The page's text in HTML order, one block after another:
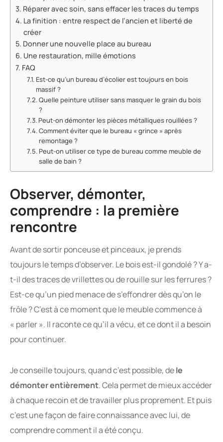
Réparer avec soin, sans effacer les traces du temps
La finition : entre respect de l’ancien et liberté de
créer
Donner une nouvelle place au bureau
Une restauration, mille émotions
FAQ
Est-ce qu’un bureau d’écolier est toujours en bois
massif ?
Quelle peinture utiliser sans masquer le grain du bois
?
Peut-on démonter les pièces métalliques rouillées ?
Comment éviter que le bureau « grince » après
remontage ?
Peut-on utiliser ce type de bureau comme meuble de
salle de bain ?
Observer, démonter,
comprendre : la première
rencontre
Avant de sortir ponceuse et pinceaux, je prends
toujours le temps d’observer. Le bois est-il gondolé ? Y a-
t-il des traces de vrillettes ou de rouille sur les ferrures ?
Est-ce qu’un pied menace de s’effondrer dès qu’on le
frôle ? C’est à ce moment que le meuble commence à
« parler ». Il raconte ce qu’il a vécu, et ce dont il a besoin
pour continuer.
Je conseille toujours, quand c’est possible, dele
démonter entièrement. Cela permet de mieux accéder
à chaque recoin et de travailler plus proprement. Et puis
c’est une façon de faire connaissance avec lui, de
comprendre comment il a été conçu.